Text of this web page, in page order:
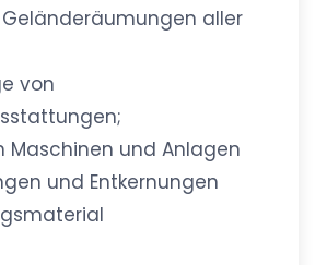
aller
von
Maschinen und Anlagen
und Entkernungen